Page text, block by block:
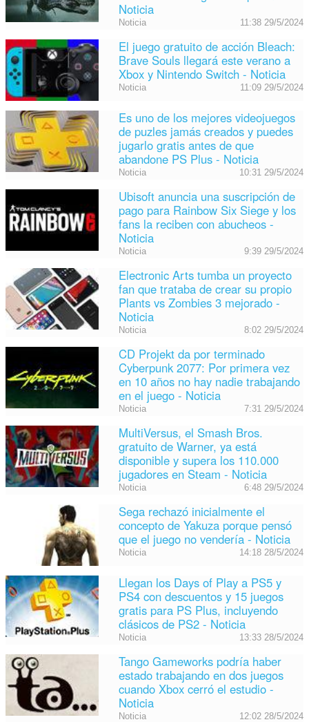
Noticia
Noticia 11:38 29/5/2024
El juego gratuito de acción Bleach:
Brave Souls llegará este verano a
Xbox y Nintendo Switch - Noticia
Noticia 11:09 29/5/2024
Es uno de los mejores videojuegos
de puzles jamás creados y puedes
jugarlo gratis antes de que
abandone PS Plus - Noticia
Noticia 10:31 29/5/2024
Ubisoft anuncia una suscripción de
pago para Rainbow Six Siege y los
fans la reciben con abucheos -
Noticia
Noticia 9:39 29/5/2024
Electronic Arts tumba un proyecto
fan que trataba de crear su propio
Plants vs Zombies 3 mejorado -
Noticia
Noticia 8:02 29/5/2024
CD Projekt da por terminado
Cyberpunk 2077: Por primera vez
en 10 años no hay nadie trabajando
en el juego - Noticia
Noticia 7:31 29/5/2024
MultiVersus, el Smash Bros.
gratuito de Warner, ya está
disponible y supera los 110.000
jugadores en Steam - Noticia
Noticia 6:48 29/5/2024
Sega rechazó inicialmente el
concepto de Yakuza porque pensó
que el juego no vendería - Noticia
Noticia 14:18 28/5/2024
Llegan los Days of Play a PS5 y
PS4 con descuentos y 15 juegos
gratis para PS Plus, incluyendo
clásicos de PS2 - Noticia
Noticia 13:33 28/5/2024
Tango Gameworks podría haber
estado trabajando en dos juegos
cuando Xbox cerró el estudio -
Noticia
Noticia 12:02 28/5/2024